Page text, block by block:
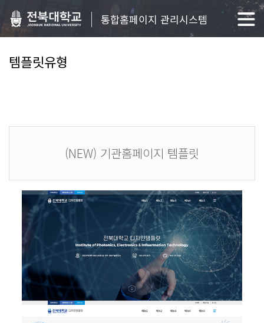
통합홈페이지 관리시스템
템플릿유형
(NEW) 기관홈페이지 템플릿